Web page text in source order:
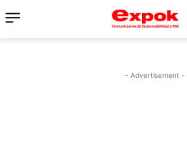
- Advertisement -